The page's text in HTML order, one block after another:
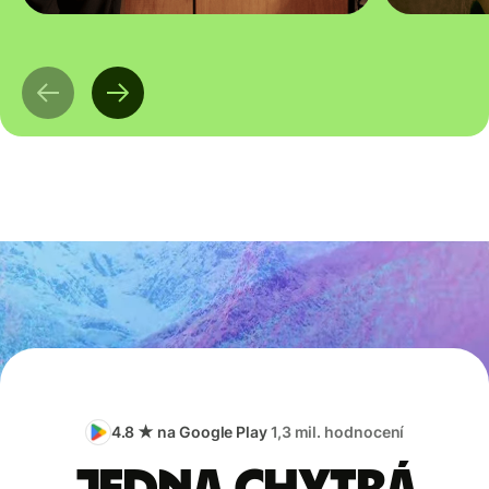
4.8 ★ na Google Play1,3 mil. hodnocení